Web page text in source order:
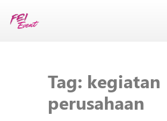
Tag: kegiatan
perusahaan